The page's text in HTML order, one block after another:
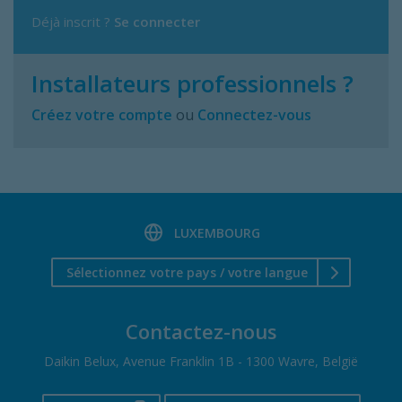
Déjà inscrit ? Se connecter
Installateurs professionnels ?
Créez votre compte ou Connectez-vous
LUXEMBOURG
Sélectionnez votre pays / votre langue
Contactez-nous
Daikin Belux, Avenue Franklin 1B - 1300 Wavre, België